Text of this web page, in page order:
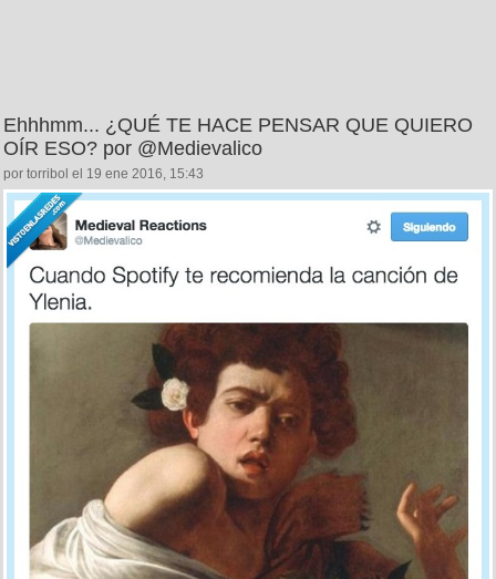
Ehhhmm... ¿QUÉ TE HACE PENSAR QUE QUIERO
OÍR ESO? por @Medievalico
por torribol el 19 ene 2016, 15:43